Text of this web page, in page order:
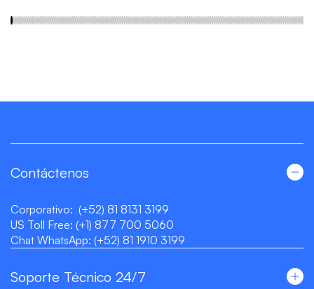
Contáctenos
Corporativo: (+52) 81 8131 3199
US Toll Free: (+1) 877 700 5060
Chat WhatsApp: (+52) 81 1910 3199
Soporte Técnico 24/7